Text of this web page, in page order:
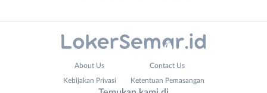
About Us Contact Us
Kebijakan Privasi Ketentuan Pemasangan